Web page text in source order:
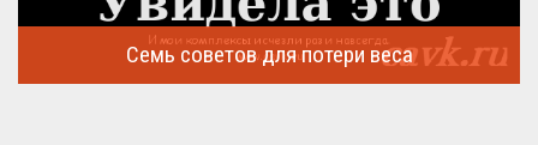
Семь советов для потери веса